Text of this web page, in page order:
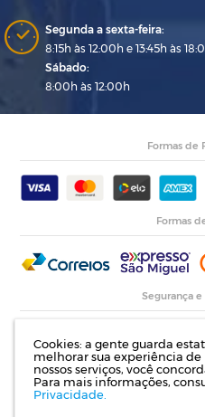
Cookies: a gente guarda
melhorar sua experiência
nossos serviços, você
Para mais informações,
Privacidade.
Segunda a sexta-feira:
8:15h às 12:00h e 13:45h às
Sábado:
8:00h às 12:00h
Formas de
Formas
Segurança